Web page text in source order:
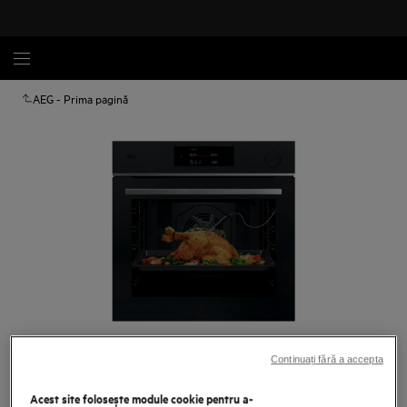
AEG - Prima pagină
Acest site folosește module cookie pentru a-
Continuați fără a accepta